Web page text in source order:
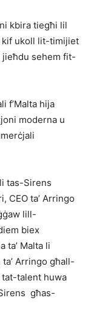
kbira tiegħi lil
kif ukoll lit-timijiet
jieħdu sehem fit-
f’Malta hija
moderna u
tas-Sirens
CEO ta’ Arringo
lill-
biex
ta’ Malta li
Arringo għall-
talent huwa
għas-